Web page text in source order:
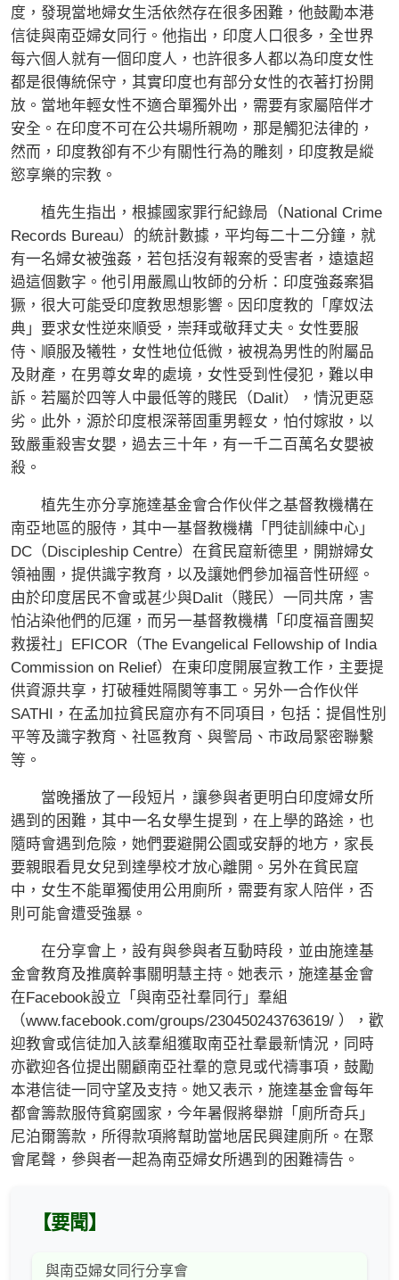
度，發現當地婦女生活依然存在很多困難，他鼓勵本港
信徒與南亞婦女同行。他指出，印度人口很多，全世界
每六個人就有一個印度人，也許很多人都以為印度女性
都是很傳統保守，其實印度也有部分女性的衣著打扮開
放。當地年輕女性不適合單獨外出，需要有家屬陪伴才
安全。在印度不可在公共場所親吻，那是觸犯法律的，
然而，印度教卻有不少有關性行為的雕刻，印度教是縱
慾享樂的宗教。
植先生指出，根據國家罪行紀錄局（National Crime
Records Bureau）的統計數據，平均每二十二分鐘，就
有一名婦女被強姦，若包括沒有報案的受害者，遠遠超
過這個數字。他引用嚴鳳山牧師的分析：印度強姦案猖
獗，很大可能受印度教思想影響。因印度教的「摩奴法
典」要求女性逆來順受，崇拜或敬拜丈夫。女性要服
侍、順服及犧牲，女性地位低微，被視為男性的附屬品
及財產，在男尊女卑的處境，女性受到性侵犯，難以申
訴。若屬於四等人中最低等的賤民（Dalit），情況更惡
劣。此外，源於印度根深蒂固重男輕女，怕付嫁妝，以
致嚴重殺害女嬰，過去三十年，有一千二百萬名女嬰被
殺。
植先生亦分享施達基金會合作伙伴之基督教機構在
南亞地區的服侍，其中一基督教機構「門徒訓練中心」
DC（Discipleship Centre）在貧民窟新德里，開辦婦女
領袖團，提供識字教育，以及讓她們參加福音性研經。
由於印度居民不會或甚少與Dalit（賤民）一同共席，害
怕沾染他們的厄運，而另一基督教機構「印度福音團契
救援社」EFICOR（The Evangelical Fellowship of India
Commission on Relief）在東印度開展宣教工作，主要提
供資源共享，打破種姓隔閡等事工。另外一合作伙伴
SATHI，在孟加拉貧民窟亦有不同項目，包括：提倡性別
平等及識字教育、社區教育、與警局、市政局緊密聯繫
等。
當晚播放了一段短片，讓參與者更明白印度婦女所
遇到的困難，其中一名女學生提到，在上學的路途，也
隨時會遇到危險，她們要避開公園或安靜的地方，家長
要親眼看見女兒到達學校才放心離開。另外在貧民窟
中，女生不能單獨使用公用廁所，需要有家人陪伴，否
則可能會遭受強暴。
在分享會上，設有與參與者互動時段，並由施達基
金會教育及推廣幹事關明慧主持。她表示，施達基金會
在Facebook設立「與南亞社羣同行」羣組
（www.facebook.com/groups/230450243763619/ ），歡
迎教會或信徒加入該羣組獲取南亞社羣最新情況，同時
亦歡迎各位提出關顧南亞社羣的意見或代禱事項，鼓勵
本港信徒一同守望及支持。她又表示，施達基金會每年
都會籌款服侍貧窮國家，今年暑假將舉辦「廁所奇兵」
尼泊爾籌款，所得款項將幫助當地居民興建廁所。在聚
會尾聲，參與者一起為南亞婦女所遇到的困難禱告。
【要聞】
與南亞婦女同行分享會